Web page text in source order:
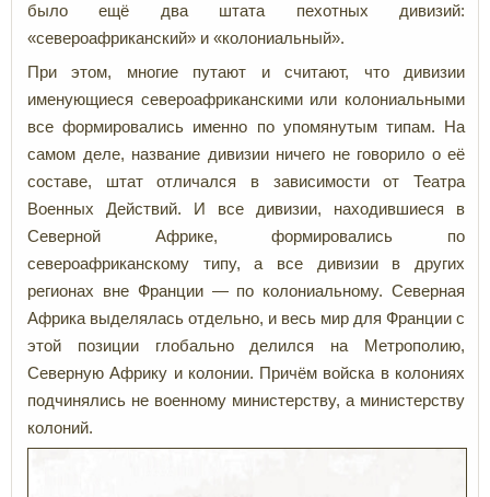
было ещё два штата пехотных дивизий:
«североафриканский» и «колониальный».
При этом, многие путают и считают, что дивизии
именующиеся североафриканскими или колониальными
все формировались именно по упомянутым типам. На
самом деле, название дивизии ничего не говорило о её
составе, штат отличался в зависимости от Театра
Военных Действий. И все дивизии, находившиеся в
Северной Африке, формировались по
североафриканскому типу, а все дивизии в других
регионах вне Франции — по колониальному. Северная
Африка выделялась отдельно, и весь мир для Франции с
этой позиции глобально делился на Метрополию,
Северную Африку и колонии. Причём войска в колониях
подчинялись не военному министерству, а министерству
колоний.